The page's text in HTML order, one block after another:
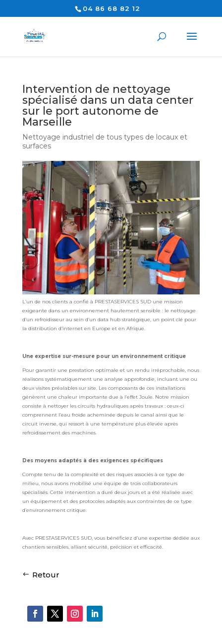
04 86 68 82 12
Intervention de nettoyage
spécialisé dans un data center
sur le port autonome de
Marseille
Nettoyage industriel de tous types de locaux et
surfaces
L’un de nos clients a confié à PRESTASERVICES SUD une mission
exigeante dans un environnement hautement sensible : le nettoyage
d’un refroidisseur au sein d’un data hub stratégique, un point clé pour
la distribution d’internet en Europe et en Afrique.
Une expertise sur-mesure pour un environnement critique
Pour garantir une prestation optimale et un rendu irréprochable, nous
réalisons systématiquement une analyse approfondie, incluant une ou
deux visites préalables sur site. Les composants de ces installations
génèrent une chaleur importante due à l’effet Joule. Notre mission
consiste à nettoyer les circuits hydrauliques après travaux : ceux-ci
comprennent l’eau froide acheminée depuis le canal ainsi que le
circuit inverse, qui ressort à une température plus élevée après
refroidissement des machines.
Des moyens adaptés à des exigences spécifiques
Compte tenu de la complexité et des risques associés à ce type de
milieu, nous avons mobilisé une équipe de trois collaborateurs
spécialisés. Cette intervention a duré deux jours et a été réalisée avec
un équipement et des protocoles adaptés aux contraintes de ce type
d’environnement critique.
Avec PRESTASERVICES SUD, vous bénéficiez d’une expertise dédiée aux
chantiers sensibles, alliant sécurité, précision et efficacité.
Retour